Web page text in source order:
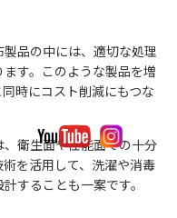
品の中には、適切な処理
す。このような製品を増
時にコスト削減にもつな
衛生面や性能面での十分
を活用して、洗濯や消毒
することも一案です。